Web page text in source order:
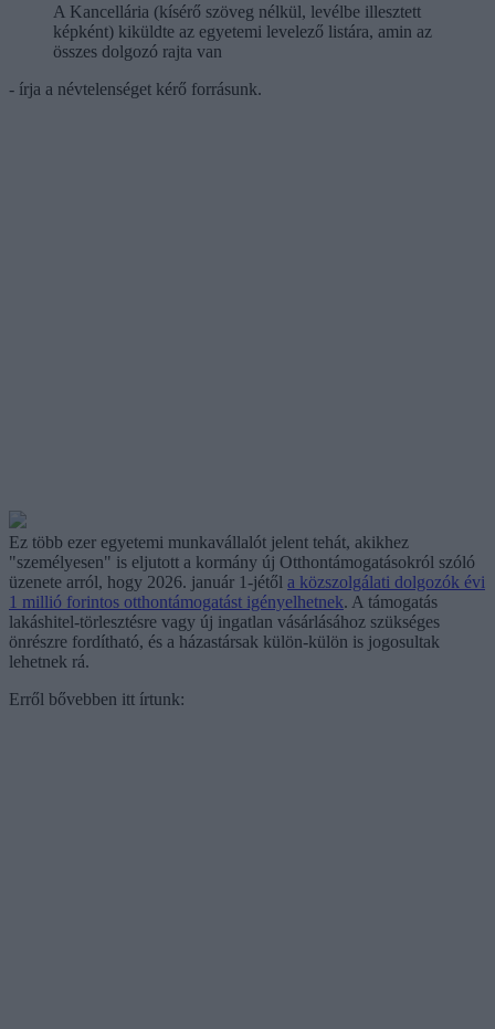
A Kancellária (kísérő szöveg nélkül, levélbe illesztett
képként) kiküldte az egyetemi levelező listára, amin az
összes dolgozó rajta van
- írja a névtelenséget kérő forrásunk.
Ez több ezer egyetemi munkavállalót jelent tehát, akikhez
"személyesen" is eljutott a kormány új Otthontámogatásokról szóló
üzenete arról, hogy 2026. január 1-jétől a közszolgálati dolgozók évi
1 millió forintos otthontámogatást igényelhetnek. A támogatás
lakáshitel-törlesztésre vagy új ingatlan vásárlásához szükséges
önrészre fordítható, és a házastársak külön-külön is jogosultak
lehetnek rá.
Erről bővebben itt írtunk: